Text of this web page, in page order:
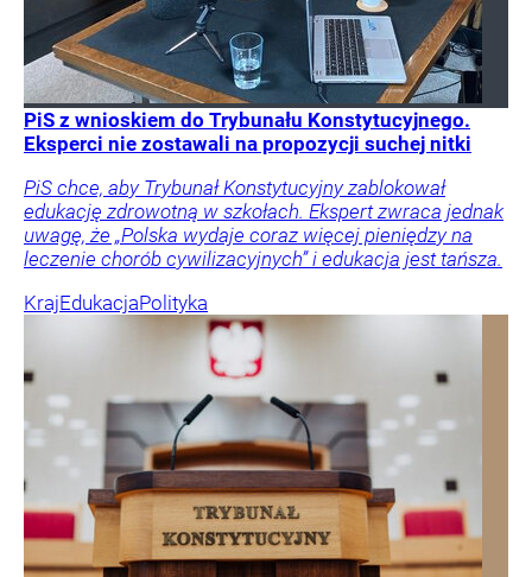
PiS z wnioskiem do Trybunału Konstytucyjnego.
Eksperci nie zostawali na propozycji suchej nitki
PiS chce, aby Trybunał Konstytucyjny zablokował
edukację zdrowotną w szkołach. Ekspert zwraca jednak
uwagę, że „Polska wydaje coraz więcej pieniędzy na
leczenie chorób cywilizacyjnych” i edukacja jest tańsza.
KrajEdukacjaPolityka